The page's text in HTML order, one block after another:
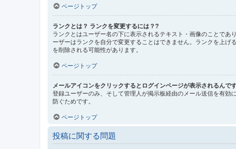
ページトップ
ランクとは？ ランクを変更するには？?
ランクとはユーザー名の下に表示されるテキスト・画像のことで
ーザーはランクを自分で変更することはできません。ランクを上
を削除される可能性があります。
ページトップ
メールアイコンをクリックするとログインページが表示されるんで
登録ユーザーのみ、そして管理人が掲示板経由のメール送信を有
防ぐためです。
ページトップ
投稿に関する問題